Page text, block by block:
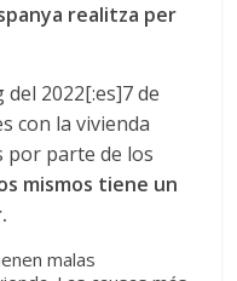
realitza per
del 2022[:es]7 de
con la vivienda
por parte de los
mismos tiene un
malas